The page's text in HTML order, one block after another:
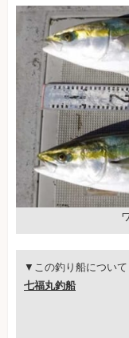
▼この釣り船について
七福丸釣船